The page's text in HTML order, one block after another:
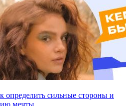
определить сильные стороны и
мечты